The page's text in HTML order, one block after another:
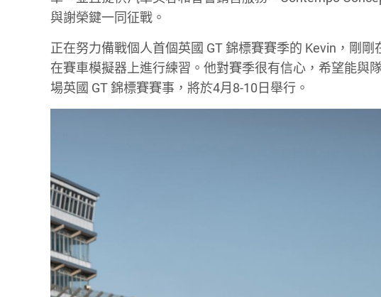
與謝榮鍵一同征戰。
正在努力備戰個人首個英國 GT 錦標賽賽季的 Kevin，剛
在賽車模擬器上進行練習。他對賽季很有信心，希望能與
場英國 GT 錦標賽賽事，將於4月8-10日舉行。